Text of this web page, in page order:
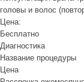
головы и волос
Цена:
Бесплатно
Диагностика
Название процедуры
Цена